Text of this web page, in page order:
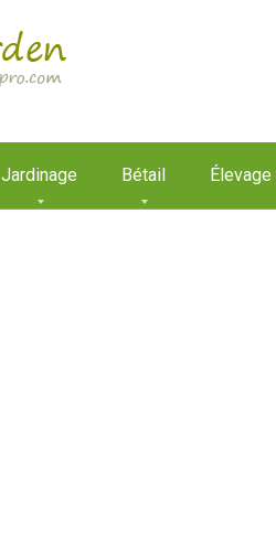
Jardinage Bétail